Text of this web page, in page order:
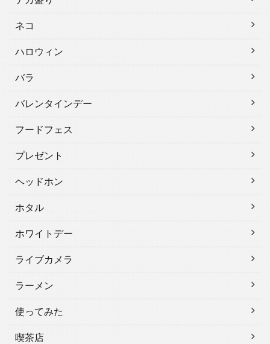
ネコ
ハロウィン
バラ
バレンタインデー
フードフェス
プレゼント
ヘッドホン
ホタル
ホワイトデー
ライブカメラ
ラーメン
使ってみた
喫茶店